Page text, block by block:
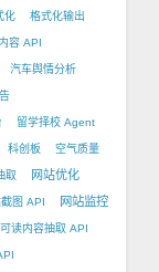
化 格式化输出
容 API
汽车舆情分析
留学择校 Agent
科创板 空气质量
取 网站优化
截图 API
网站监控
读内容抽取 API